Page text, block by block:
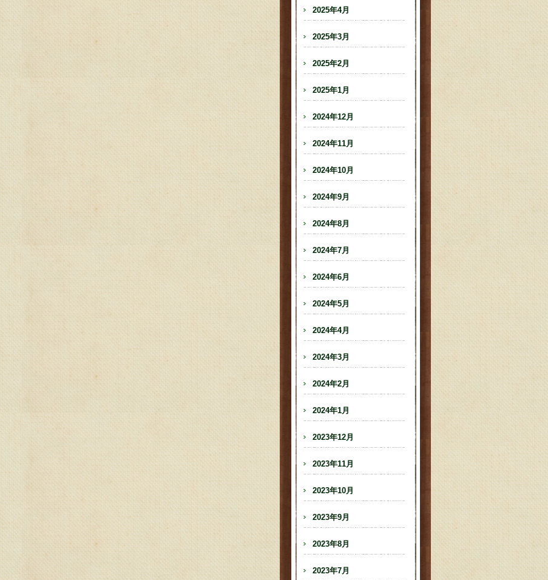
2025年4月
2025年3月
2025年2月
2025年1月
2024年12月
2024年11月
2024年10月
2024年9月
2024年8月
2024年7月
2024年6月
2024年5月
2024年4月
2024年3月
2024年2月
2024年1月
2023年12月
2023年11月
2023年10月
2023年9月
2023年8月
2023年7月